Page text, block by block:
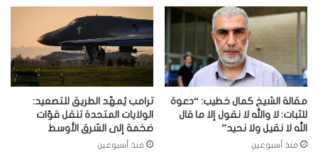
مقالة الشيخ كمال خطيب: “دعوة
للثبات: لا والله لا نقول إلا ما قال
الله لا نقيل ولا نحيد”
منذ أسبوعين
ترامب يُمهّد الطريق للتصعيد:
الولايات المتحدة تنقل قوّات
ضخمة إلى الشرق الأوسط
منذ أسبوعين